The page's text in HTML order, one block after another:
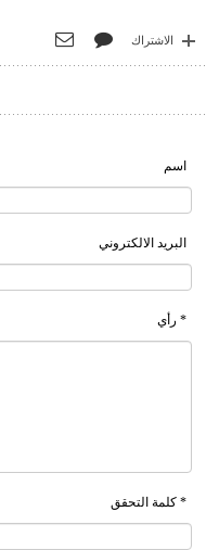
الاشتراك
اسم
البريد الالكتروني
* رأي
* كلمة التحقق